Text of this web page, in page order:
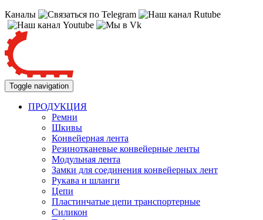
Каналы
Toggle navigation
ПРОДУКЦИЯ
Ремни
Шкивы
Конвейерная лента
Резинотканевые конвейерные ленты
Модульная лента
Замки для соединения конвейерных лент
Рукава и шланги
Цепи
Пластинчатые цепи транспортерные
Силикон